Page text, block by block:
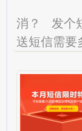
消？ 发个
送短信需
通，电信三